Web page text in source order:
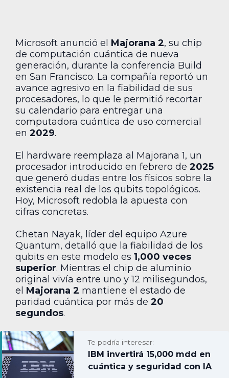
Microsoft anunció el Majorana 2, su chip
de computación cuántica de nueva
generación, durante la conferencia Build
en San Francisco. La compañía reportó un
avance agresivo en la fiabilidad de sus
procesadores, lo que le permitió recortar
su calendario para entregar una
computadora cuántica de uso comercial
en 2029.
El hardware reemplaza al Majorana 1, un
procesador introducido en febrero de 2025
que generó dudas entre los físicos sobre la
existencia real de los qubits topológicos.
Hoy, Microsoft redobla la apuesta con
cifras concretas.
Chetan Nayak, líder del equipo Azure
Quantum, detalló que la fiabilidad de los
qubits en este modelo es 1,000 veces
superior. Mientras el chip de aluminio
original vivía entre uno y 12 milisegundos,
el Majorana 2 mantiene el estado de
paridad cuántica por más de 20
segundos.
Te podría interesar:
IBM invertirá 15,000 mdd en
cuántica y seguridad con IA